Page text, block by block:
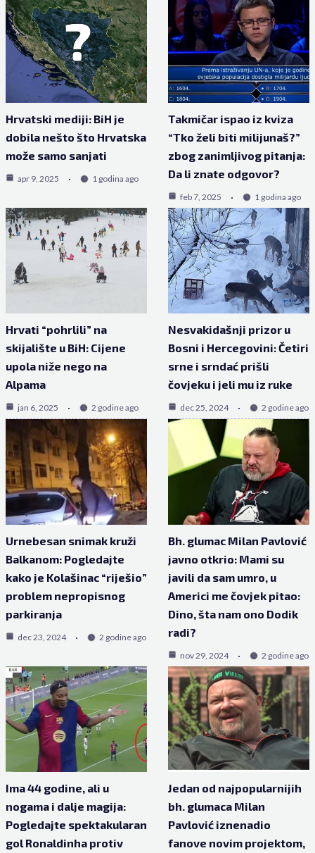
Hrvatski mediji: BiH je
dobila nešto što Hrvatska
može samo sanjati
apr 9, 2025 1 godina ago
Takmičar ispao iz kviza
“Tko želi biti milijunaš?”
zbog zanimljivog pitanja:
Da li znate odgovor?
feb 7, 2025 1 godina ago
Hrvati “pohrlili” na
skijalište u BiH: Cijene
upola niže nego na
Alpama
jan 6, 2025 2 godine ago
Nesvakidašnji prizor u
Bosni i Hercegovini: Četiri
srne i srndać prišli
čovjeku i jeli mu iz ruke
dec 25, 2024 2 godine ago
Urnebesan snimak kruži
Balkanom: Pogledajte
kako je Kolašinac “riješio”
problem nepropisnog
parkiranja
dec 23, 2024 2 godine ago
Bh. glumac Milan Pavlović
javno otkrio: Mami su
javili da sam umro, u
Americi me čovjek pitao:
Dino, šta nam ono Dodik
radi?
nov 29, 2024 2 godine ago
Ima 44 godine, ali u
nogama i dalje magija:
Pogledajte spektakularan
gol Ronaldinha protiv
Jedan od najpopularnijih
bh. glumaca Milan
Pavlović iznenadio
fanove novim projektom,